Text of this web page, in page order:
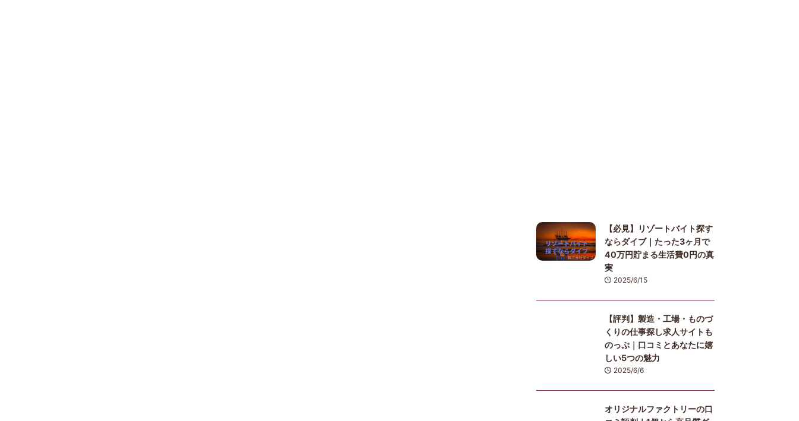
【必見】リゾートバイト探す
ならダイブ｜たった3ヶ月で
40万円貯まる生活費0円の真
実
2025/6/15
【評判】製造・工場・ものづ
くりの仕事探し求人サイトも
のっぷ｜口コミとあなたに嬉
しい5つの魅力
2025/6/6
オリジナルファクトリーの口